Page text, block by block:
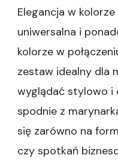
Elegancja w
uniwersalna i
kolorze w
zestaw idealny dla
wyglądać stylowo i
spodnie z
się zarówno na
czy spotkań